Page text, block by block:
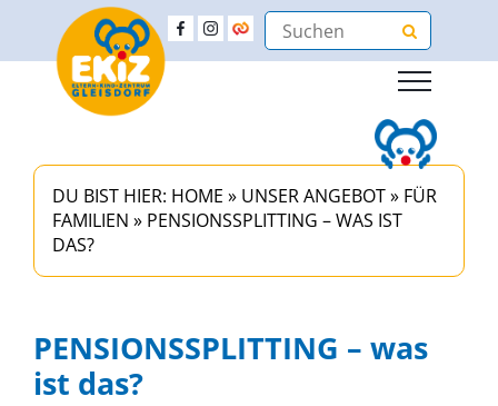
DU BIST HIER: HOME » UNSER ANGEBOT» FÜR
FAMILIEN » PENSIONSSPLITTING – WAS IST
DAS?
PENSIONSSPLITTING – was
ist das?